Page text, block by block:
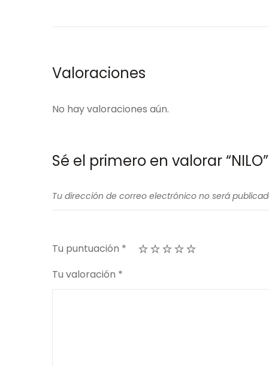
Valoraciones
No hay valoraciones aún.
Sé el primero en valorar “NILO”
Tu dirección de correo electrónico no será
Tu puntuación *
Tu valoración *